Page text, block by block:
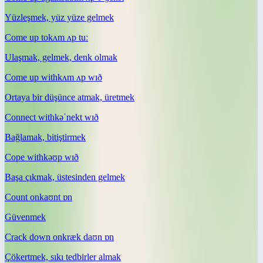
Yüzleşmek, yüz yüze gelmek
Come up tokʌm ʌp tuː
Ulaşmak, gelmek, denk olmak
Come up withkʌm ʌp wɪð
Ortaya bir düşünce atmak, üretmek
Connect withkəˈnekt wɪð
Bağlamak, bitiştirmek
Cope withkəʊp wɪð
Başa çıkmak, üstesinden gelmek
Count onkaʊnt ɒn
Güvenmek
Crack down onkræk daʊn ɒn
Çökertmek, sıkı tedbirler almak